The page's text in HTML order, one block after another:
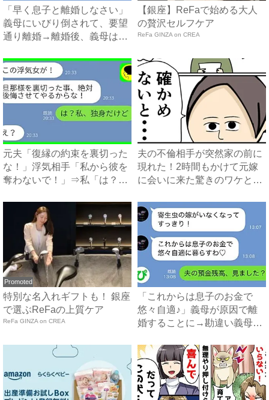
「早く息子と離婚しなさい」
義母にいびり倒されて、要望
通り離婚→離婚後、義母は絶
【銀座】ReFaで始める大人
の贅沢セルフケア
ReFa GINZA on CREA
元夫「復縁の約束を裏切った
な！」浮気相手「私から彼を
奪わないで！」⇒私「は？」
夫の不倫相手が突然家の前に
現れた！2時間もかけて元嫁
に会いに来た驚きのワケと
Promoted
特別な名入れギフトも！ 銀座
で選ぶReFaの上質ケア
ReFa GINZA on CREA
「これからは息子のお金で
悠々自適♪」義母が原因で離
婚することに→勘違い義母に